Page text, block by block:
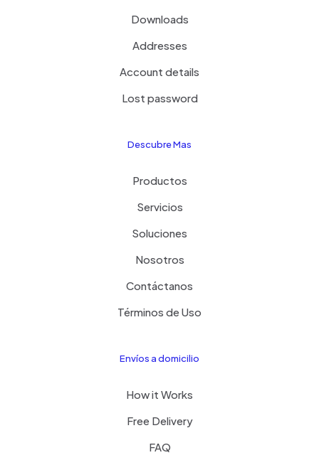
Downloads
Addresses
Account details
Lost password
Descubre Mas
Productos
Servicios
Soluciones
Nosotros
Contáctanos
Términos de Uso
Envíos a domicilio
How it Works
Free Delivery
FAQ